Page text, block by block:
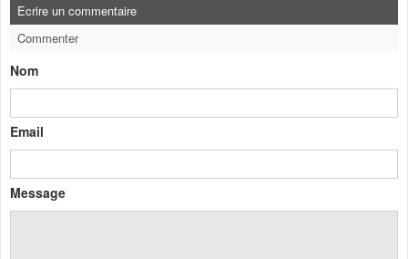
Ecrire un commentaire
Commenter
Nom
Email
Message